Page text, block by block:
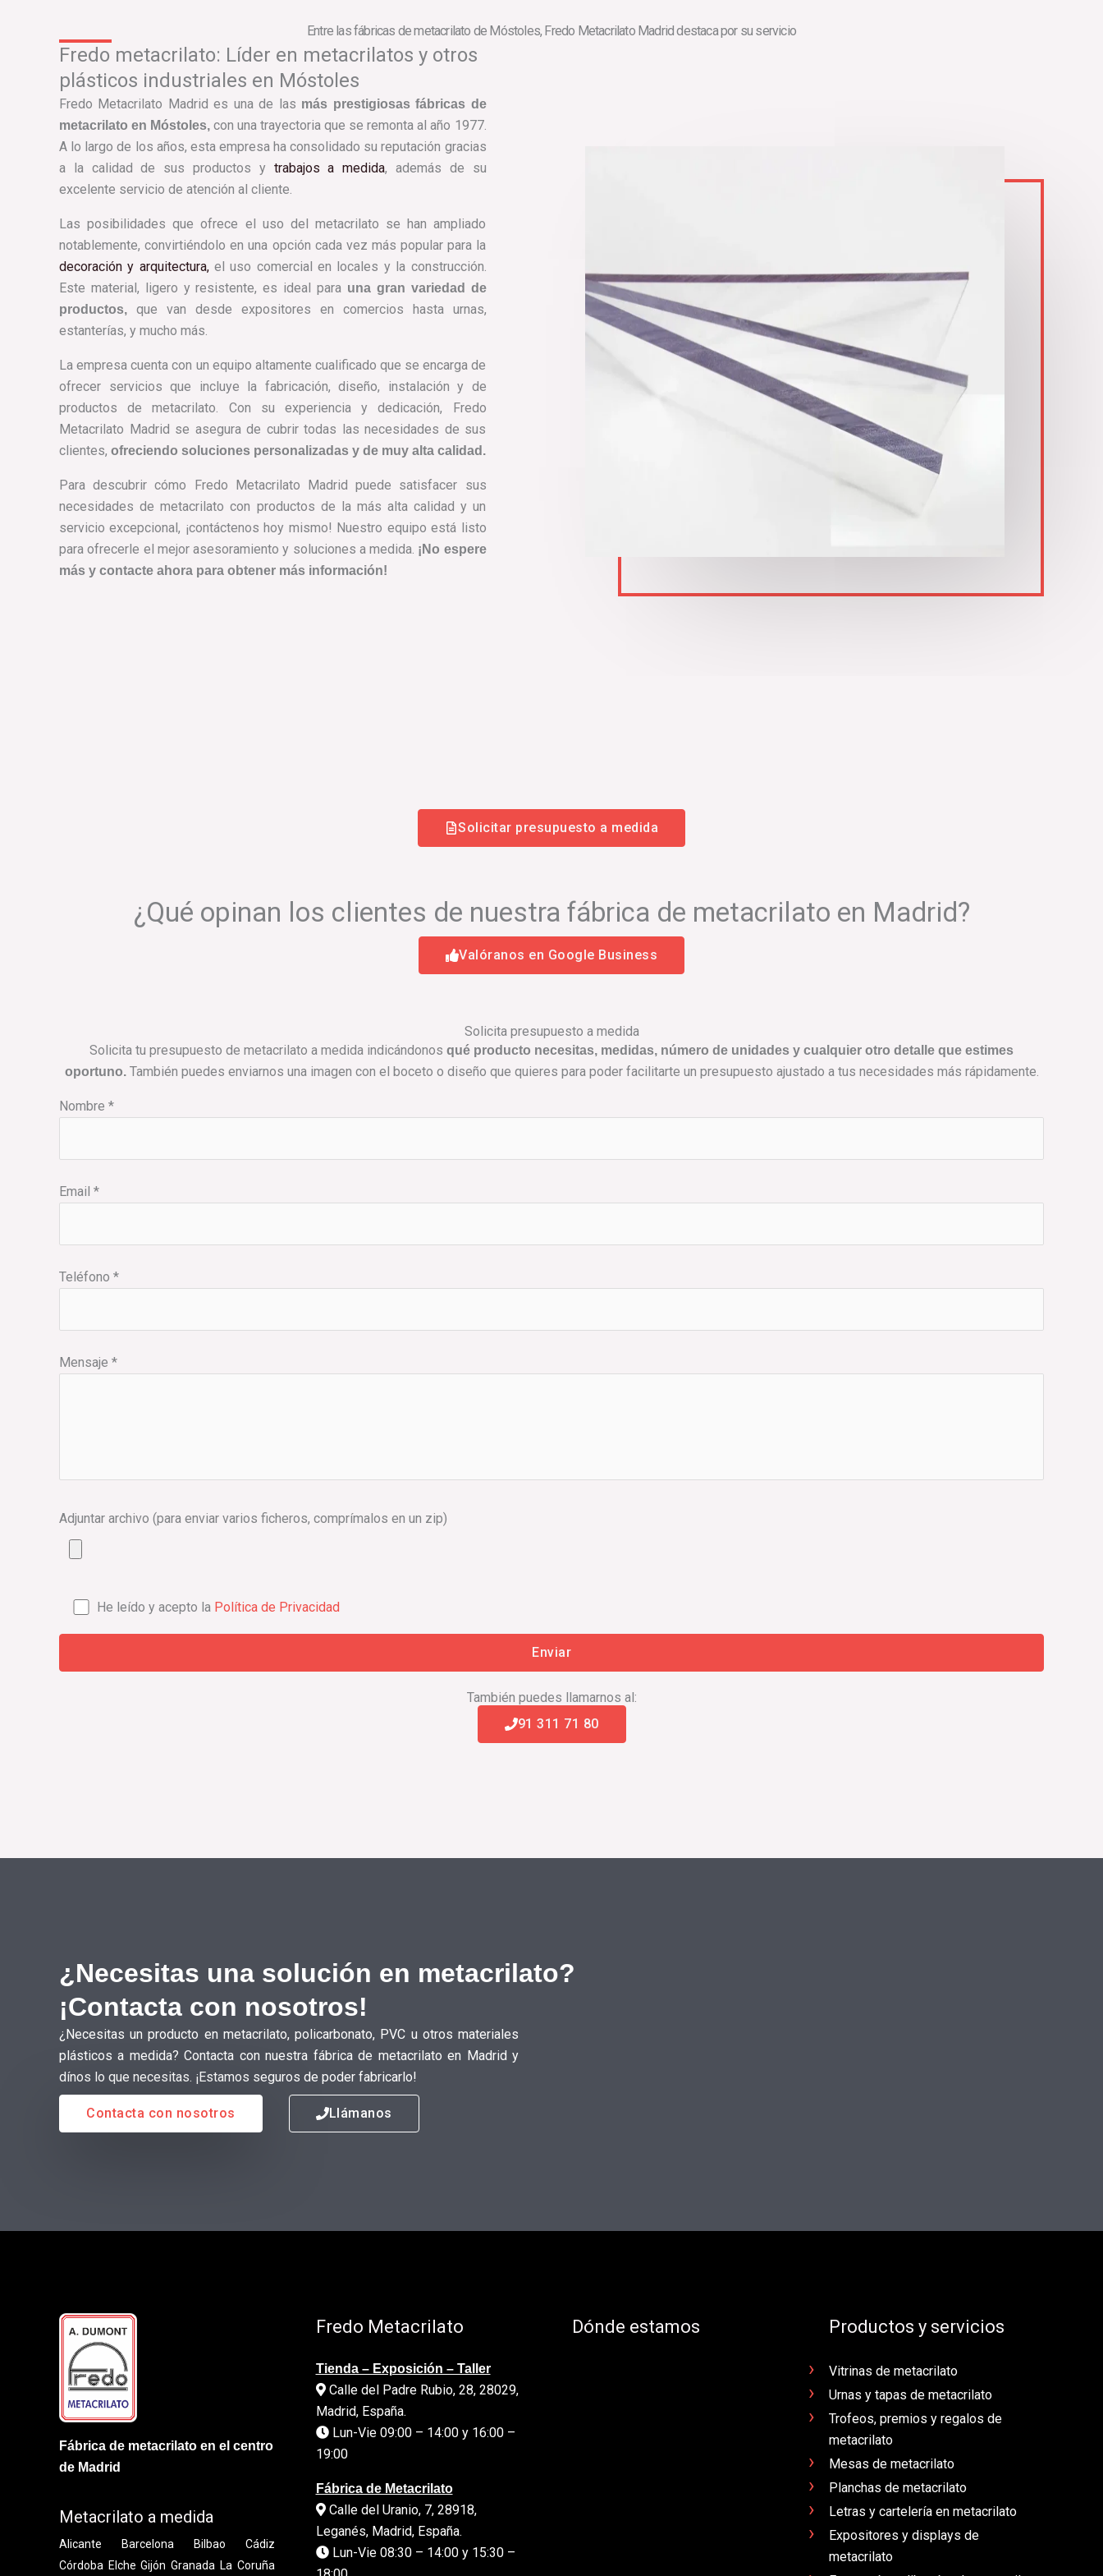
Entre las fábricas de metacrilato de Móstoles, Fredo Metacrilato Madrid destaca por su servicio
Fredo metacrilato: Líder en metacrilatos y otros
plásticos industriales en Móstoles
Fredo Metacrilato Madrid es una de las más prestigiosas fábricas de
metacrilato en Móstoles, con una trayectoria que se remonta al año 1977.
A lo largo de los años, esta empresa ha consolidado su reputación gracias
a la calidad de sus productos y trabajos a medida, además de su
excelente servicio de atención al cliente.
Las posibilidades que ofrece el uso del metacrilato se han ampliado
notablemente, convirtiéndolo en una opción cada vez más popular para la
decoración y arquitectura,el uso comercial en locales y la construcción.
Este material, ligero y resistente, es ideal para una gran variedad de
productos, que van desde expositores en comercios hasta urnas,
estanterías, y mucho más.
La empresa cuenta con un equipo altamente cualificado que se encarga de
ofrecer servicios que incluye la fabricación, diseño, instalación y de
productos de metacrilato. Con su experiencia y dedicación, Fredo
Metacrilato Madrid se asegura de cubrir todas las necesidades de sus
clientes, ofreciendo soluciones personalizadas y de muy alta calidad.
Para descubrir cómo Fredo Metacrilato Madrid puede satisfacer sus
necesidades de metacrilato con productos de la más alta calidad y un
servicio excepcional, ¡contáctenos hoy mismo! Nuestro equipo está listo
para ofrecerle el mejor asesoramiento y soluciones a medida. ¡No espere
más y contacte ahora para obtener más información!
Solicitar presupuesto a medida
¿Qué opinan los clientes de nuestra fábrica de metacrilato en Madrid?
Valóranos en Google Business
Solicita presupuesto a medida
Solicita tu presupuesto de metacrilato a medida indicándonos qué producto necesitas, medidas, número de unidades y cualquier otro detalle que estimes
oportuno.También puedes enviarnos una imagen con el boceto o diseño que quieres para poder facilitarte un presupuesto ajustado a tus necesidades más rápidamente.
Nombre *
Email *
Teléfono *
Mensaje *
Adjuntar archivo (para enviar varios ficheros, comprímalos en un zip)
He leído y acepto la Política de Privacidad
También puedes llamarnos al:
91 311 71 80
¿Necesitas una solución en metacrilato?
¡Contacta con nosotros!
¿Necesitas un producto en metacrilato, policarbonato, PVC u otros materiales
plásticos a medida? Contacta con nuestra fábrica de metacrilato en Madrid y
dínos lo que necesitas. ¡Estamos seguros de poder fabricarlo!
Contacta con nosotros Llámanos
Fábrica de metacrilato en el centro
de Madrid
Metacrilato a medida
Alicante Barcelona Bilbao
Cádiz
Córdoba Elche Gijón Granada La Coruña
Fredo Metacrilato
Tienda – Exposición – Taller
Calle del Padre Rubio, 28, 28029,
Madrid, España.
Lun-Vie 09:00 – 14:00 y 16:00 –
19:00
Fábrica de Metacrilato
Calle del Uranio, 7, 28918,
Leganés, Madrid, España.
Lun-Vie 08:30 – 14:00 y 15:30 –
Dónde estamos Productos y servicios
Vitrinas de metacrilato
Urnas y tapas de metacrilato
Trofeos, premios y regalos de
metacrilato
Mesas de metacrilato
Planchas de metacrilato
Letras y cartelería en metacrilato
Expositores y displays de
metacrilato